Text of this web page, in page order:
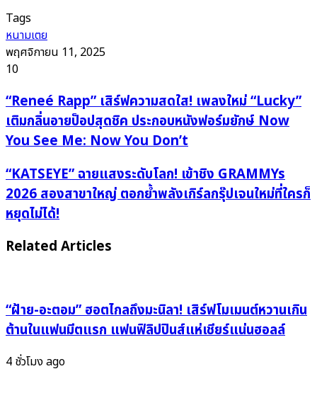
Tags
หนามเตย
พฤศจิกายน 11, 2025
10
“Reneé
Rapp”
เสิร์ฟ
ความ
สดใส!
เพลง
ใหม่
“Lucky”
กลิ่น
สุด
ชิค
ประกอบ
หนัง
ฟอร์ม
“Reneé Rapp” เสิร์ฟความสดใส! เพลงใหม่ “Lucky”
เติมกลิ่นอายป็อปสุดชิค ประกอบหนังฟอร์มยักษ์ Now
You See Me: Now You Don’t
“KATSEYE”
ฉาย
ระดับ
โลก!
2026
สอง
ใหญ่
“KATSEYE” ฉายแสงระดับโลก! เข้าชิง GRAMMYs
2026 สองสาขาใหญ่ ตอกย้ำพลังเกิร์ลกรุ๊ปเจนใหม่ที่ใครก็
หยุดไม่ได้!
Related Articles
“ฝ้าย-อะตอม” ฮอตไกลถึงมะนิลา! เสิร์ฟโมเมนต์หวานเกิน
ต้านในแฟนมีตแรก แฟนฟิลิปปินส์แห่เชียร์แน่นฮอลล์
4 ชั่วโมง ago